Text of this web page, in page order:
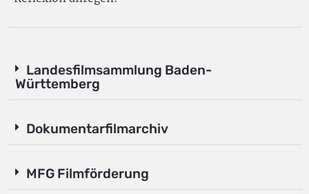
Landesfilmsammlung Baden-
Württemberg
Dokumentarfilmarchiv
MFG Filmförderung